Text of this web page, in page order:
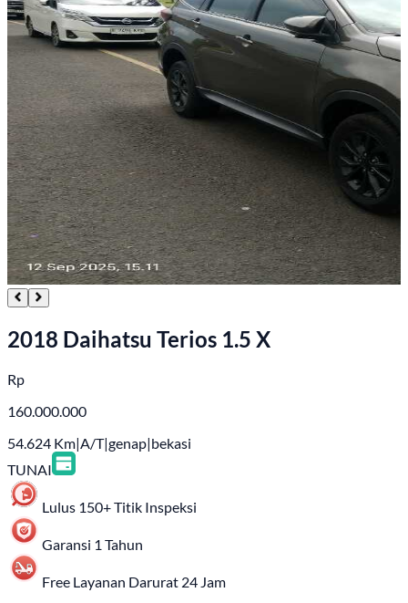
2018 Daihatsu Terios 1.5 X
Rp
160.000.000
54.624 Km|A/T|genap|bekasi
TUNAI
Lulus 150+ Titik Inspeksi
Garansi 1 Tahun
Free Layanan Darurat 24 Jam